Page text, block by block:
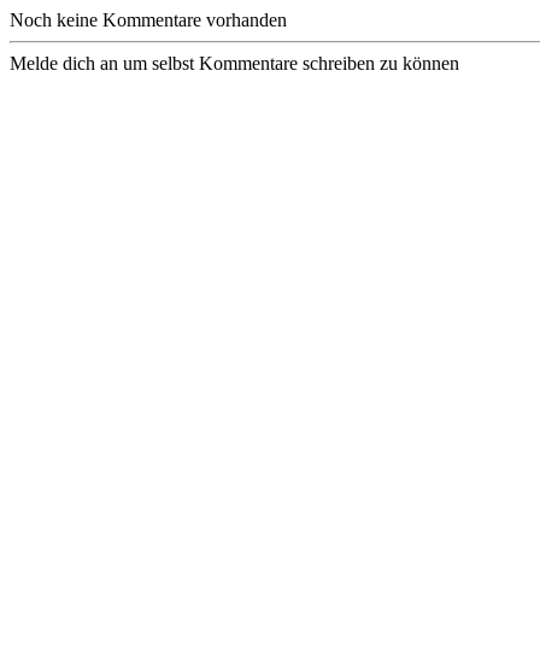
Noch keine Kommentare vorhanden
Melde dich an um selbst Kommentare schreiben zu können